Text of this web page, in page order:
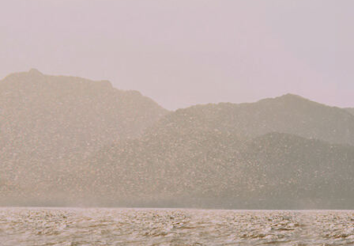
20241111_131537000_iOS 1